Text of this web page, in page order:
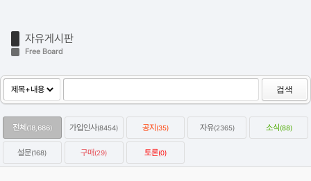
자유게시판
Free Board
검색
전체 (18,686) 가입인사(8454) 공지 (35) 자유(2365) 소식(88)
설문(168) 구매(29) 토론(0)